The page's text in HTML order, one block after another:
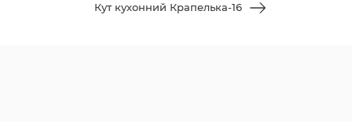
Кут кухонний Крапелька-16